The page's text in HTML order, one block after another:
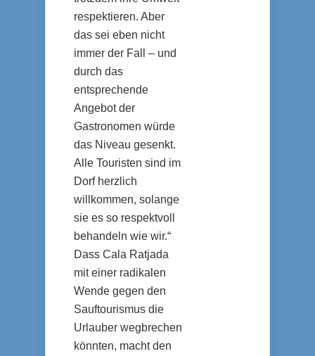
respektieren. Aber
das sei eben nicht
immer der Fall – und
durch das
entsprechende
Angebot der
Gastronomen würde
das Niveau gesenkt.
Alle Touristen sind im
Dorf herzlich
willkommen, solange
sie es so respektvoll
behandeln wie wir.“
Dass Cala Ratjada
mit einer radikalen
Wende gegen den
Sauftourismus die
Urlauber wegbrechen
könnten, macht den